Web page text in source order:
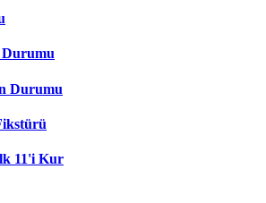
Durumu
Durumu
11'i Kur